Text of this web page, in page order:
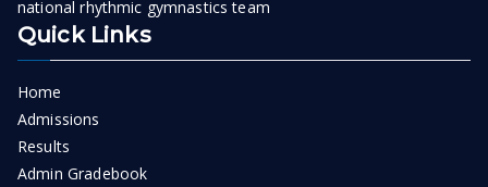
national rhythmic gymnastics team
Quick Links
Home
Admissions
Results
Admin Gradebook